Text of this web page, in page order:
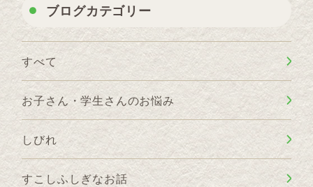
ブログカテゴリー
すべて
お子さん・学生さんのお悩み
しびれ
すこしふしぎなお話